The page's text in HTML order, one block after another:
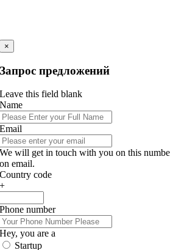
×
Запрос предложений
Leave this field blank
Name
Email
We will get in touch with you on this
on email.
Country code
+
Phone number
Hey, you are a
Startup